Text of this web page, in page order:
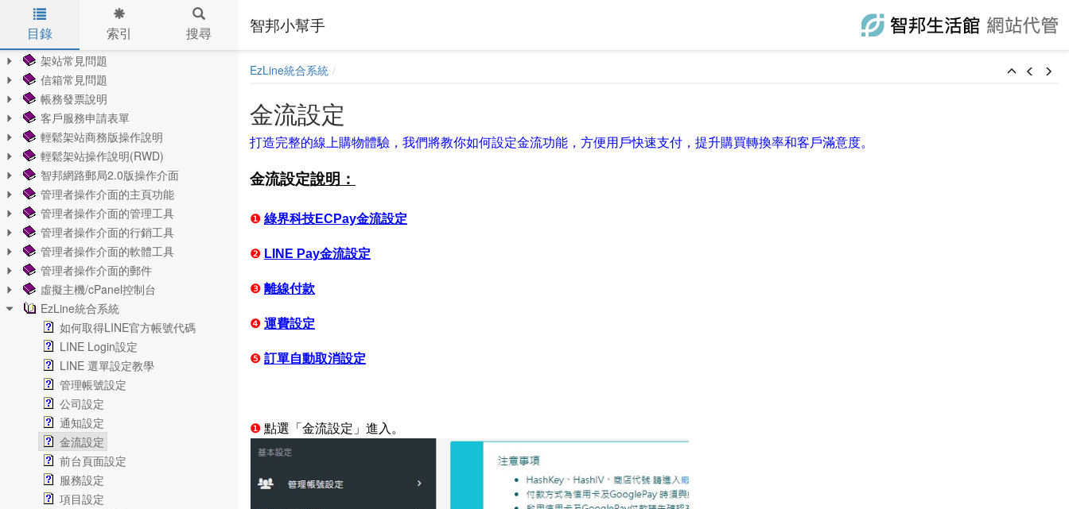
Skip to main content
智邦小幫手
目錄 索引 搜尋
架站常見問題
信箱常見問題
帳務發票說明
客戶服務申請表單
輕鬆架站商務版操作說明
輕鬆架站操作說明(RWD)
智邦網路郵局2.0版操作介面
管理者操作介面的主頁功能
管理者操作介面的管理工具
管理者操作介面的行銷工具
管理者操作介面的軟體工具
管理者操作介面的郵件
虛擬主機/cPanel控制台
EzLine統合系統
如何取得LINE官方帳號代碼
LINE Login設定
LINE 選單設定教學
管理帳號設定
公司設定
通知設定
金流設定
前台頁面設定
服務設定
項目設定
EzLine統合系統
金流設定
打造完整的線上購物體驗，我們將教你如何設定金流功能，方便用戶快速支付，提升購買轉換率和客戶滿意度。
金流設定說明：
❶ 綠界科技ECPay金流設定
❷ LINE Pay金流設定
❸ 離線付款
❹ 運費設定
❺ 訂單自動取消設定
❶ 點選「金流設定」進入。